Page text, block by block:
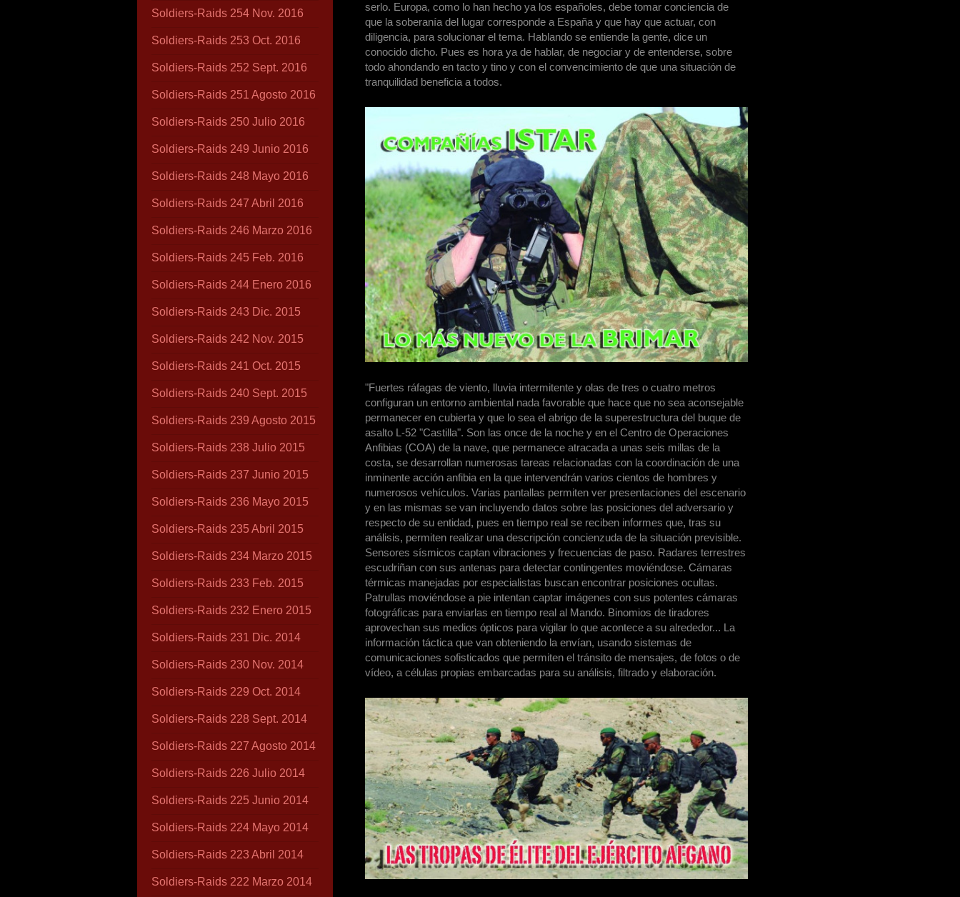
serlo. Europa, como lo han hecho ya los españoles, debe tomar conciencia de
que la soberanía del lugar corresponde a España y que hay que actuar, con
diligencia, para solucionar el tema. Hablando se entiende la gente, dice un
conocido dicho. Pues es hora ya de hablar, de negociar y de entenderse, sobre
todo ahondando en tacto y tino y con el convencimiento de que una situación de
tranquilidad beneficia a todos.
"Fuertes ráfagas de viento, lluvia intermitente y olas de tres o cuatro metros
configuran un entorno ambiental nada favorable que hace que no sea aconsejable
permanecer en cubierta y que lo sea el abrigo de la superestructura del buque de
asalto L-52 "Castilla". Son las once de la noche y en el Centro de Operaciones
Anfibias (COA) de la nave, que permanece atracada a unas seis millas de la
costa, se desarrollan numerosas tareas relacionadas con la coordinación de una
inminente acción anfibia en la que intervendrán varios cientos de hombres y
numerosos vehículos. Varias pantallas permiten ver presentaciones del escenario
y en las mismas se van incluyendo datos sobre las posiciones del adversario y
respecto de su entidad, pues en tiempo real se reciben informes que, tras su
análisis, permiten realizar una descripción concienzuda de la situación previsible.
Sensores sísmicos captan vibraciones y frecuencias de paso. Radares terrestres
escudriñan con sus antenas para detectar contingentes moviéndose. Cámaras
térmicas manejadas por especialistas buscan encontrar posiciones ocultas.
Patrullas moviéndose a pie intentan captar imágenes con sus potentes cámaras
fotográficas para enviarlas en tiempo real al Mando. Binomios de tiradores
aprovechan sus medios ópticos para vigilar lo que acontece a su alrededor... La
información táctica que van obteniendo la envían, usando sistemas de
comunicaciones sofisticados que permiten el tránsito de mensajes, de fotos o de
vídeo, a células propias embarcadas para su análisis, filtrado y elaboración.
Soldiers-Raids 254 Nov. 2016
Soldiers-Raids 253 Oct. 2016
Soldiers-Raids 252 Sept. 2016
Soldiers-Raids 251 Agosto 2016
Soldiers-Raids 250 Julio 2016
Soldiers-Raids 249 Junio 2016
Soldiers-Raids 248 Mayo 2016
Soldiers-Raids 247 Abril 2016
Soldiers-Raids 246 Marzo 2016
Soldiers-Raids 245 Feb. 2016
Soldiers-Raids 244 Enero 2016
Soldiers-Raids 243 Dic. 2015
Soldiers-Raids 242 Nov. 2015
Soldiers-Raids 241 Oct. 2015
Soldiers-Raids 240 Sept. 2015
Soldiers-Raids 239 Agosto 2015
Soldiers-Raids 238 Julio 2015
Soldiers-Raids 237 Junio 2015
Soldiers-Raids 236 Mayo 2015
Soldiers-Raids 235 Abril 2015
Soldiers-Raids 234 Marzo 2015
Soldiers-Raids 233 Feb. 2015
Soldiers-Raids 232 Enero 2015
Soldiers-Raids 231 Dic. 2014
Soldiers-Raids 230 Nov. 2014
Soldiers-Raids 229 Oct. 2014
Soldiers-Raids 228 Sept. 2014
Soldiers-Raids 227 Agosto 2014
Soldiers-Raids 226 Julio 2014
Soldiers-Raids 225 Junio 2014
Soldiers-Raids 224 Mayo 2014
Soldiers-Raids 223 Abril 2014
Soldiers-Raids 222 Marzo 2014